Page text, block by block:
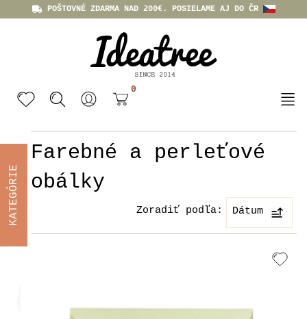
POŠTOVNÉ ZDARMA NAD 200€. POSIELAME AJ DO ČR
0
Farebné a perleťové
obálky
Zoradiť podľa: Dátum
KATEGÓRIE